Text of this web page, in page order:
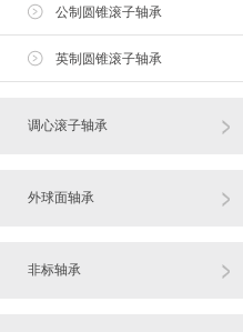
公制圆锥滚子轴承
英制圆锥滚子轴承
调心滚子轴承
外球面轴承
非标轴承